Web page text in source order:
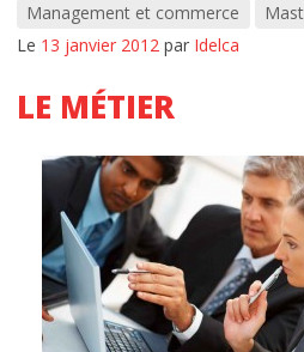
Management et commerce
Le 13 janvier 2012 par Idelca
LE MÉTIER
MASTÈRE 1
COMMUNICATION
MASTÈRE 2
MASTÈRE 2
DCG – Diplôme
LE CAMPUS
L’histoire de l’école